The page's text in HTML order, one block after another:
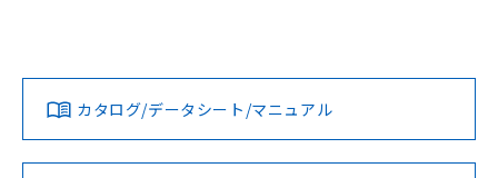
ダウンロードデータをご利用いただく前に、以下を必ずお読
みください。
ソフトウェアの使用条件
対応済み
カタログ/データシート/マニュアル